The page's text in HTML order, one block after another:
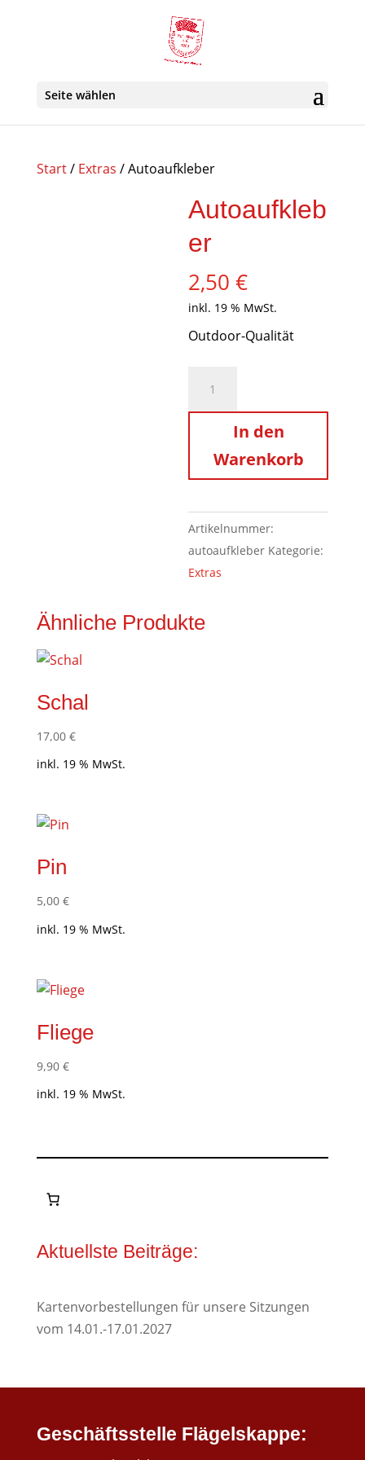
Seite wählen
Start/ Extras / Autoaufkleber
Autoaufkleb
er
2,50€
inkl. 19 % MwSt.
Outdoor-Qualität
Menge
In den
Warenkorb
Artikelnummer:
autoaufkleber Kategorie:
Extras
Ähnliche Produkte
Schal
17,00 €
inkl. 19 % MwSt.
Pin
5,00 €
inkl. 19 % MwSt.
Fliege
9,90 €
inkl. 19 % MwSt.
Aktuellste Beiträge:
Kartenvorbestellungen für unsere Sitzungen
vom 14.01.-17.01.2027
Geschäftsstelle Flägelskappe: